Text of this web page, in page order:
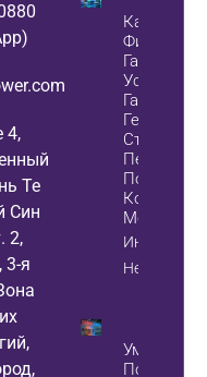
4,
Те
Син
2,
3-я
Как
Фильтры
Гармоник
Устраняют
Повышают
Мощности
Уменьшите
Потери